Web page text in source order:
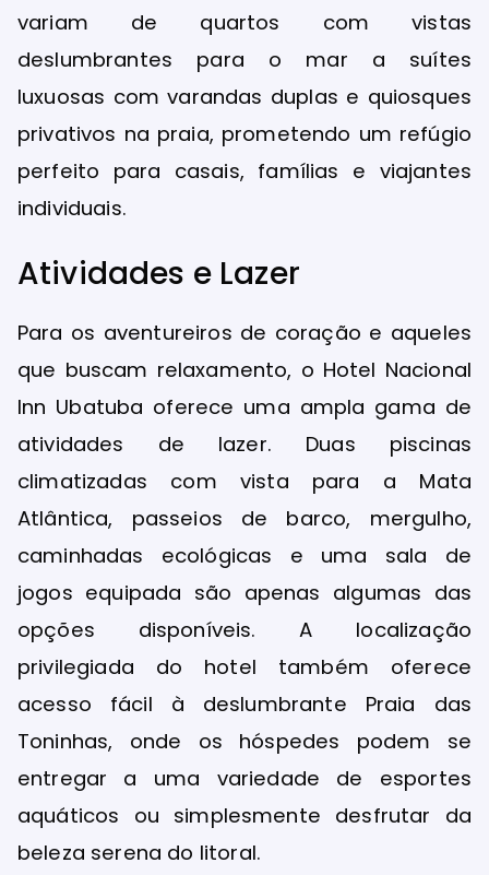
variam de quartos com vistas
deslumbrantes para o mar a suítes
luxuosas com varandas duplas e quiosques
privativos na praia, prometendo um refúgio
perfeito para casais, famílias e viajantes
individuais.
Atividades e Lazer
Para os aventureiros de coração e aqueles
que buscam relaxamento, o Hotel Nacional
Inn Ubatuba oferece uma ampla gama de
atividades de lazer. Duas piscinas
climatizadas com vista para a Mata
Atlântica, passeios de barco, mergulho,
caminhadas ecológicas e uma sala de
jogos equipada são apenas algumas das
opções disponíveis. A localização
privilegiada do hotel também oferece
acesso fácil à deslumbrante Praia das
Toninhas, onde os hóspedes podem se
entregar a uma variedade de esportes
aquáticos ou simplesmente desfrutar da
beleza serena do litoral.